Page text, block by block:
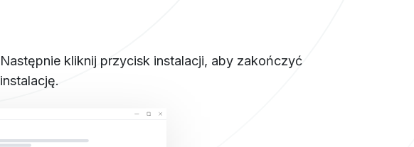
Następnie kliknij przycisk instalacji, aby zakończyć
instalację.